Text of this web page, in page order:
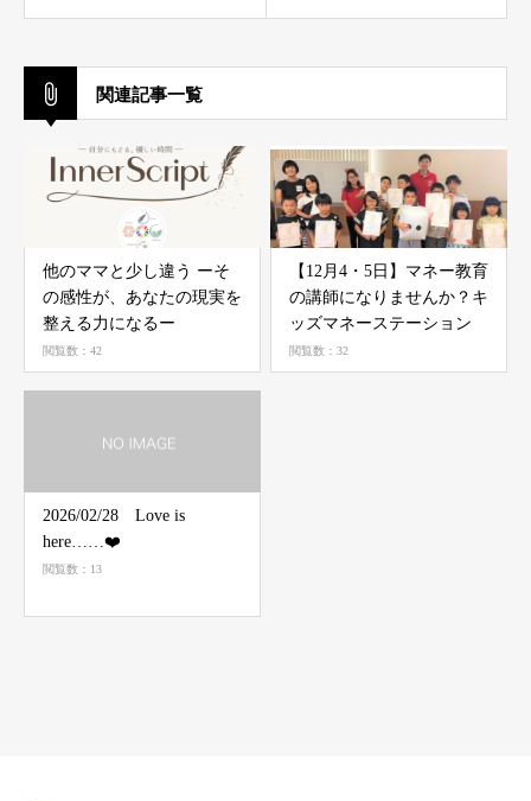
関連記事一覧
他のママと少し違う ーそ
の感性が、あなたの現実を
整える力になるー
閲覧数：42
【12月4・5日】マネー教育
の講師になりませんか？キ
ッズマネーステーション
閲覧数：32
2026/02/28 Love is
here……❤️
閲覧数：13